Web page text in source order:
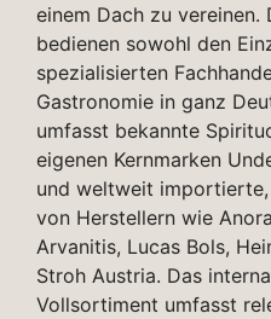
einem Dach zu
bedienen sowohl den
spezialisierten
Gastronomie in ganz
umfasst bekannte
eigenen Kernmarken
und weltweit
von Herstellern wie
Arvanitis, Lucas Bols,
Stroh Austria. Das
Vollsortiment umfasst